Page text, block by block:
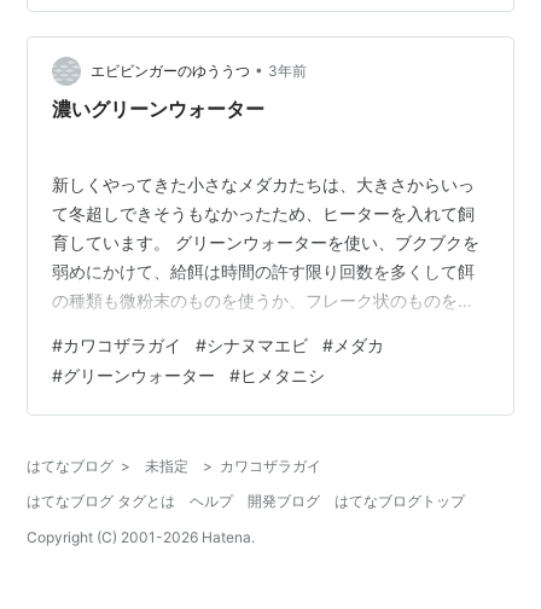
白い粉末です。 10Lに1gの割合で水槽水に溶かすのが基
本仕様です。 私の場合は、初めての使用であり、説明書
には初めて使用する場合は 基本使用料の1/3で始めるよう
にと書いてあっ…
エビビンガーのゆううつ • 3年前
濃いグリーンウォーター
新しくやってきた小さなメダカたちは、大きさからいっ
て冬超しできそうもなかったため、ヒーターを入れて飼
育しています。 グリーンウォーターを使い、ブクブクを
弱めにかけて、給餌は時間の許す限り回数を多くして餌
の種類も微粉末のものを使うか、フレーク状のものを指
ていると富栄養化するのか、グリーンウォーターが日に
日に緑色が濃くなってきます。 1回／週の半分水交換でも
交換前日の緑色は濃すぎる気がしていて、どうしようか
ビ（仮）とヒメタニシを導入してみました。 導入して丸1
日経ちましたが、グリーンウォーターの…
#カワコザラガイ #シナヌマエビ # メダカ
#グリーンウォーター #ヒメタニシ
はてなブログ > 未指定 > カワコザラガイ
はてなブログ タグとは
ヘルプ 開発ブログ
はてなブログトップ
Copyright (C) 2001-2026 Hatena.